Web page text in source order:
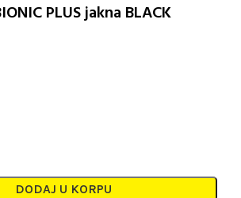
PLUS jakna BLACK
DODAJ U KORPU